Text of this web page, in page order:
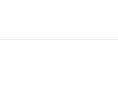
ni fiestas similares.
hacer la reserva o